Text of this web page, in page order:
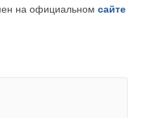
на официальном сайте
генерацией и
исторические
провинции